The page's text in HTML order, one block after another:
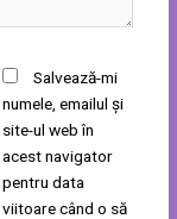
Salvează-mi
numele, emailul și
site-ul web în
acest navigator
pentru data
viitoare când o să